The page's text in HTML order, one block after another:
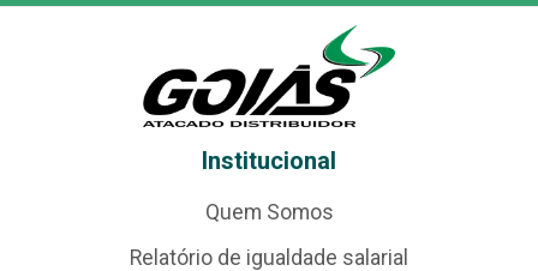
Institucional
Quem Somos
Relatório de igualdade salarial